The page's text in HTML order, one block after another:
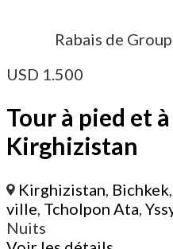
Rabais de
USD 1.500
Tour à pied et
Kirghizistan
Kirghizistan, Bichkek,
ville, Tcholpon Ata,
Nuits